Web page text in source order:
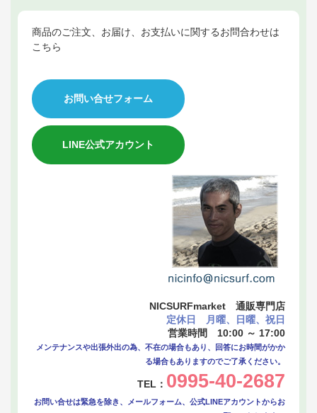
商品のご注文、お届け、お支払いに関するお問合わせは
こちら
お問い合せフォーム
LINE公式アカウント
NICSURFmarket 通販専門店
定休日 月曜、日曜、祝日
営業時間 10:00 ～ 17:00
メンテナンスや出張外出の為、不在の場合もあり、回答にお時間がかか
る場合もありますのでご了承ください。
TEL： 0995-40-2687
お問い合せは緊急を除き、メールフォーム、公式LINEアカウントからお